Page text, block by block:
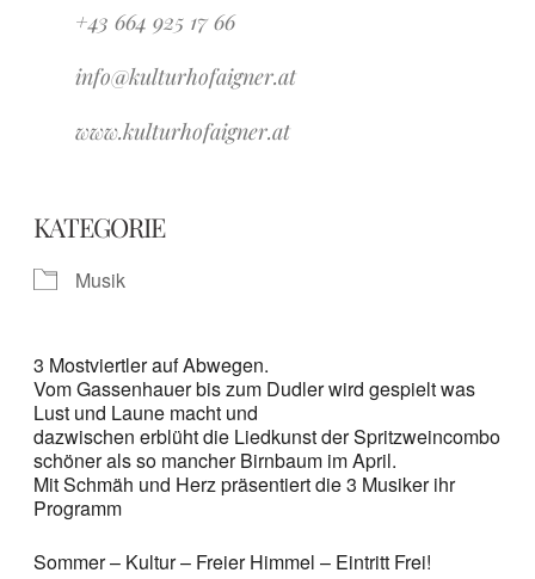
+43 664 925 17 66
info@kulturhofaigner.at
www.kulturhofaigner.at
KATEGORIE
Musik
3 Mostviertler auf Abwegen.
Vom Gassenhauer bis zum Dudler wird gespielt was
Lust und Laune macht und
dazwischen erblüht die Liedkunst der Spritzweincombo
schöner als so mancher Birnbaum im April.
Mit Schmäh und Herz präsentiert die 3 Musiker ihr
Programm
Sommer – Kultur – Freier Himmel – Eintritt Frei!